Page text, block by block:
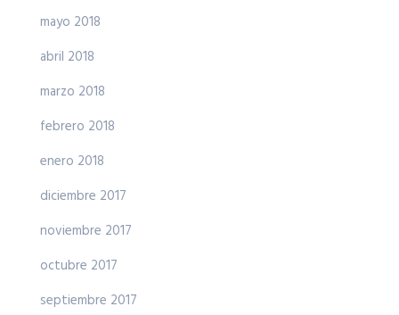
mayo 2018
abril 2018
marzo 2018
febrero 2018
enero 2018
diciembre 2017
noviembre 2017
octubre 2017
septiembre 2017